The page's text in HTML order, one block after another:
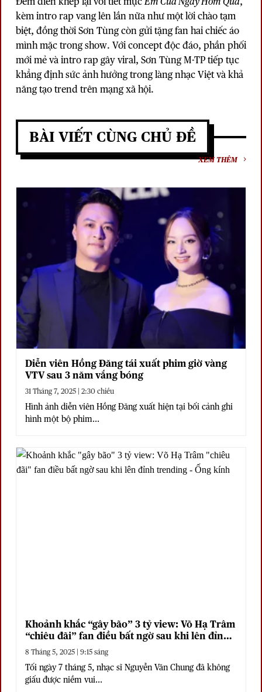
kèm intro rap vang lên lần nữa như một lời chào tạm
biệt, đồng thời Sơn Tùng còn gửi tặng fan hai chiếc áo
mình mặc trong show. Với concept độc đáo, phần phối
mới mẻ và intro rap gây viral, Sơn Tùng M-TP tiếp tục
khẳng định sức ảnh hưởng trong làng nhạc Việt và khả
năng tạo trend trên mạng xã hội.
BÀI VIẾT CÙNG CHỦ ĐỀ
XEM THÊM
Diễn viên Hồng Đăng tái xuất phim giờ vàng
VTV sau 3 năm vắng bóng
31 Tháng 7, 2025 | 2:30 chiều
Hình ảnh diễn viên Hồng Đăng xuất hiện tại bối cảnh ghi
hình một bộ phim...
Khoảnh khắc “gây bão” 3 tỷ view: Võ Hạ Trâm
“chiêu đãi” fan điều bất ngờ sau khi lên đỉnh
trending
8 Tháng 5, 2025 | 9:15 sáng
Tối ngày 7 tháng 5, nhạc sĩ Nguyễn Văn Chung đã không
giấu được niềm vui...